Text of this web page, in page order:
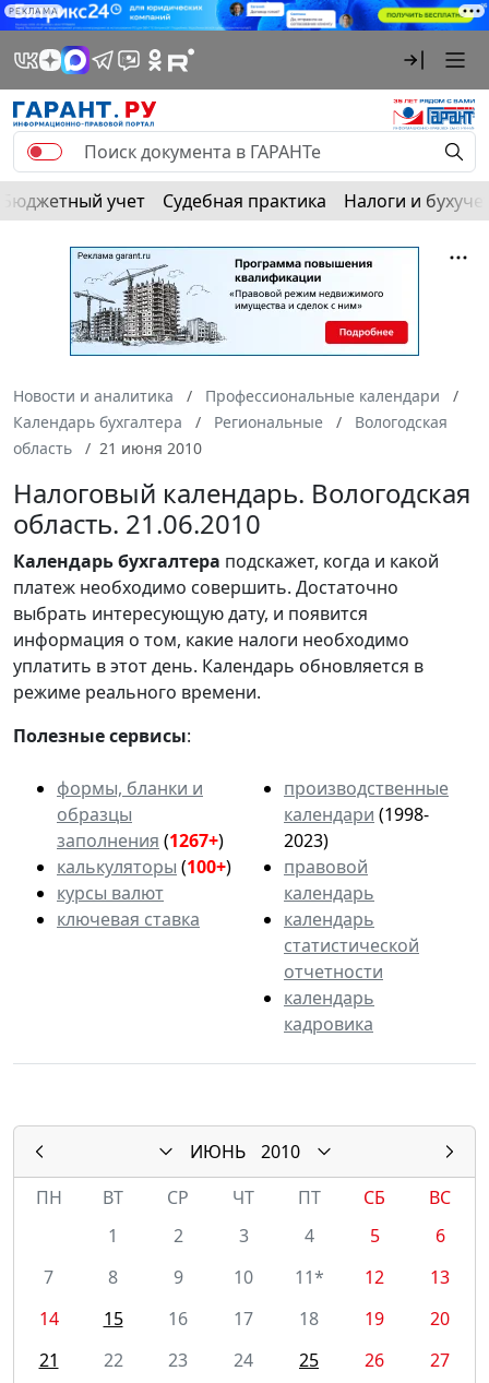
РЕКЛАМА
Бюджетный учет Судебная практика Налоги и
Новости и аналитика
Профессиональные календари
Календарь бухгалтера
Региональные
Вологодская
область
21 июня 2010
Налоговый календарь. Вологодская
область. 21.06.2010
Календарьбухгалтера подскажет, когда и какой
платеж необходимо совершить. Достаточно
выбрать интересующую дату, и появится
информация о том, какие налоги необходимо
уплатить в этот день. Календарь обновляется в
режиме реального времени.
Полезные сервисы:
формы, бланки и
образцы
заполнения (1267+)
калькуляторы (100+)
курсы валют
ключевая ставка
производственные
календари (1998-
2023)
правовой
календарь
календарь
статистической
отчетности
календарь
кадровика
ИЮНЬ
2010
ПН
ВТ СР ЧТ ПТ СБ
ВС
1
2 3 4 5
6
7
8 9 10 11* 12
13
14
15 16 17 18 19
20
21
22 23 24 25 26
27